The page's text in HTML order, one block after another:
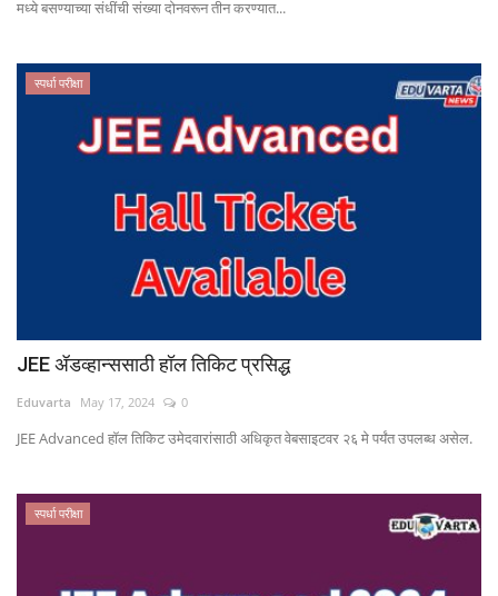
मध्ये बसण्याच्या संधींची संख्या दोनवरून तीन करण्यात...
स्पर्धा परीक्षा
JEE ॲडव्हान्ससाठी हॉल तिकिट प्रसिद्ध
Eduvarta May 17, 2024 0
JEE Advanced हॉल तिकिट उमेदवारांसाठी अधिकृत वेबसाइटवर २६ मे पर्यंत उपलब्ध असेल.
स्पर्धा परीक्षा